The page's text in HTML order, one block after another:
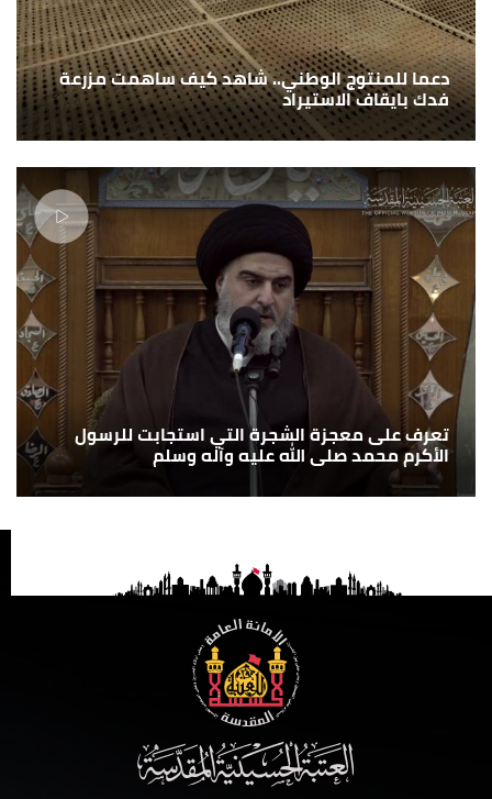
دعما للمنتوج الوطني.. شاهد كيف ساهمت مزرعة
فدك بايقاف الاستيراد
تعرف على معجزة الشجرة التي استجابت للرسول
الأكرم محمد صلى الله عليه وآله وسلم